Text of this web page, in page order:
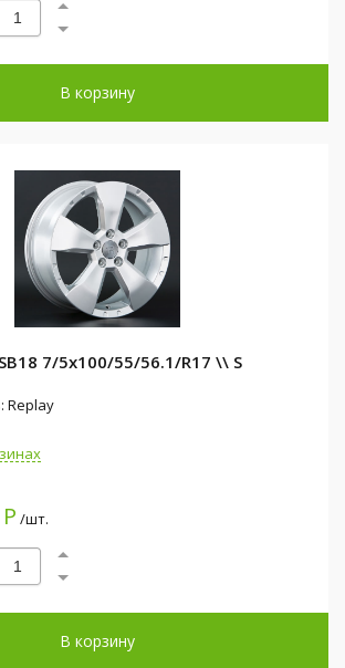
В корзину
7/5x100/55/56.1/R17 \\ S
Replay
/шт.
В корзину